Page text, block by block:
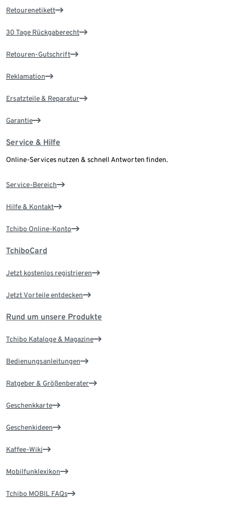
Retourenetikett
30 Tage Rückgaberecht
Retouren-Gutschrift
Reklamation
Ersatzteile & Reparatur
Garantie
Service & Hilfe
Online-Services nutzen & schnell Antworten finden.
Service-Bereich
Hilfe & Kontakt
Tchibo Online-Konto
TchiboCard
Jetzt kostenlos registrieren
Jetzt Vorteile entdecken
Rund um unsere Produkte
Tchibo Kataloge & Magazine
Bedienungsanleitungen
Ratgeber & Größenberater
Geschenkkarte
Geschenkideen
Kaffee-Wiki
Mobilfunklexikon
Tchibo MOBIL FAQs